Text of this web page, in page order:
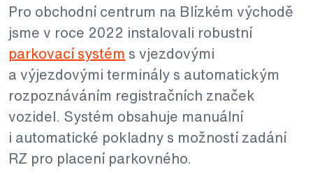
Pro obchodní centrum na Blízkém východě
jsme v roce 2022 instalovali robustní
parkovací systém s vjezdovými
a výjezdovými terminály s automatickým
rozpoznáváním registračních značek
vozidel. Systém obsahuje manuální
i automatické pokladny s možností zadání
RZ pro placení parkovného.